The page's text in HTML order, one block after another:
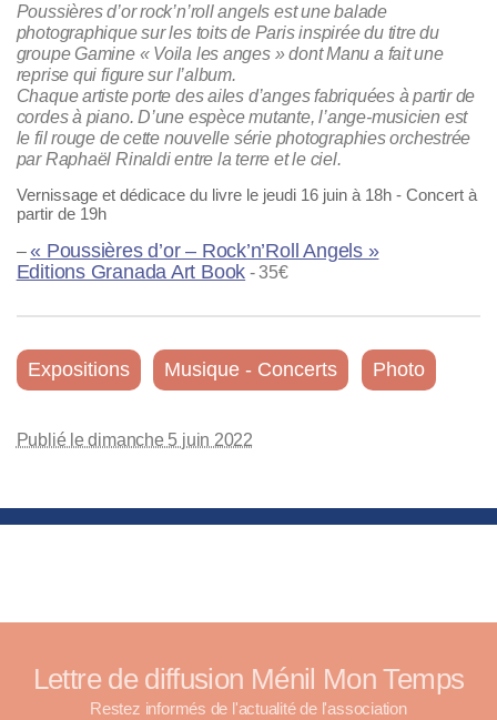
Poussières d’or rock’n’roll angels est une balade
photographique sur les toits de Paris inspirée du titre du
groupe Gamine « Voila les anges » dont Manu a fait une
reprise qui figure sur l’album.
Chaque artiste porte des ailes d’anges fabriquées à partir de
cordes à piano. D’une espèce mutante, l’ange-musicien est
le fil rouge de cette nouvelle série photographies orchestrée
par Raphaël Rinaldi entre la terre et le ciel.
Vernissage et dédicace du livre le jeudi 16 juin à 18h - Concert à
partir de 19h
– « Poussières d’or – Rock’n’Roll Angels »
Editions Granada Art Book - 35€
Expositions Musique - Concerts Photo
Publié le dimanche 5 juin 2022
Lettre de diffusion Ménil Mon Temps
Restez informés de l'actualité de l'association